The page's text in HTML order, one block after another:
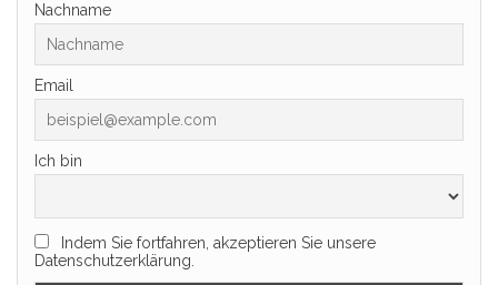
Nachname
Email
Ich bin
Indem Sie fortfahren, akzeptieren Sie unsere
Datenschutzerklärung.